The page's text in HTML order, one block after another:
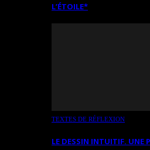
L’ÉTOILE*
TEXTES DE RÉFLEXION
LE DESSIN INTUITIF. UNE